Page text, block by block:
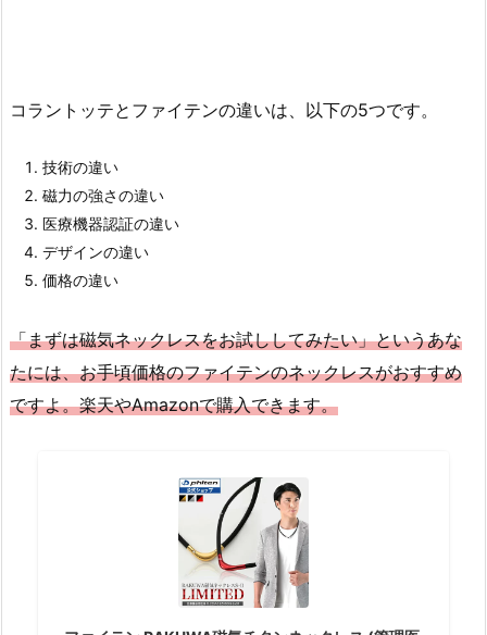
コラントッテとファイテンの違いは、以下の5つです。
技術の違い
磁力の強さの違い
医療機器認証の違い
デザインの違い
価格の違い
「まずは磁気ネックレスをお試ししてみたい」というあな
たには、お手頃価格のファイテンのネックレスがおすすめ
ですよ。楽天やAmazonで購入できます。